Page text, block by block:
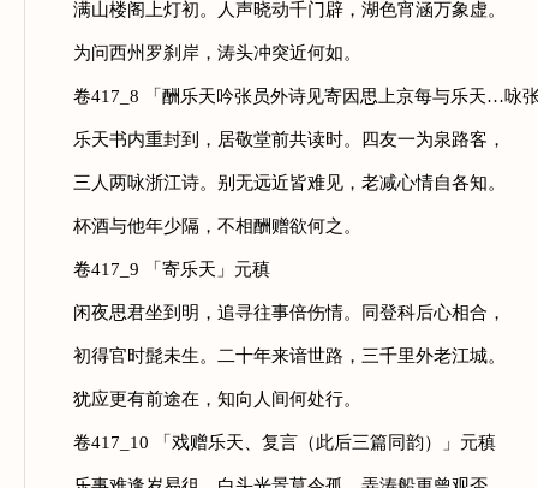
满山楼阁上灯初。人声晓动千门辟，湖色宵涵万象虚。
为问西州罗刹岸，涛头冲突近何如。
卷417_8 「酬乐天吟张员外诗见寄因思上京每与乐天…咏
乐天书内重封到，居敬堂前共读时。四友一为泉路客，
三人两咏浙江诗。别无远近皆难见，老减心情自各知。
杯酒与他年少隔，不相酬赠欲何之。
卷417_9 「寄乐天」元稹
闲夜思君坐到明，追寻往事倍伤情。同登科后心相合，
初得官时髭未生。二十年来谙世路，三千里外老江城。
犹应更有前途在，知向人间何处行。
卷417_10 「戏赠乐天、复言（此后三篇同韵）」元稹